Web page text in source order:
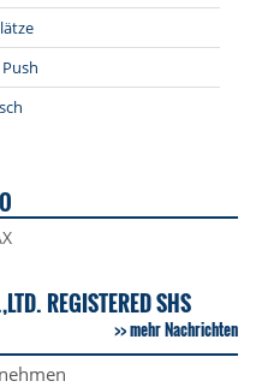
REGISTERED SHS
mehr Nachrichten